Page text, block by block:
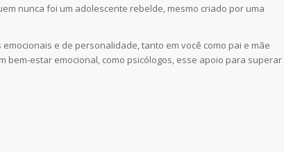
nunca foi um adolescente rebelde, mesmo criado por uma
e de personalidade, tanto em você como pai e mãe
bem-estar emocional, como psicólogos, esse apoio para superar